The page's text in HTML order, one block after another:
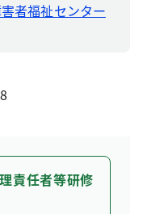
者福祉センター
責任者等研修